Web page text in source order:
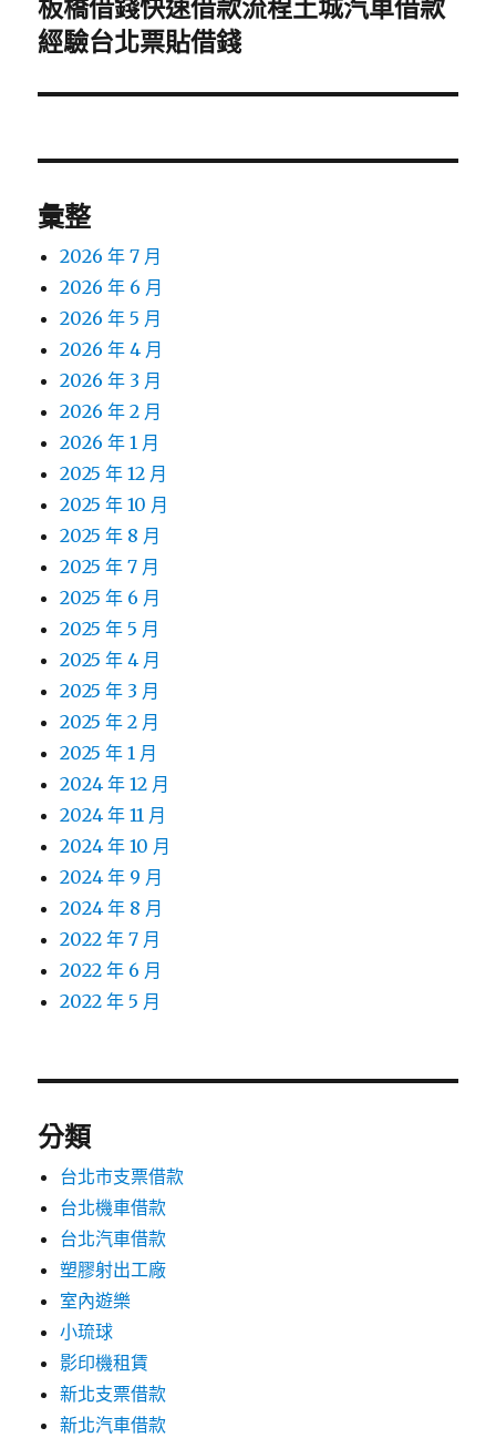
下
一
文
板橋借錢快速借款流程土城汽車借款
經驗台北票貼借錢
彙整
2026 年 7 月
2026 年 6 月
2026 年 5 月
2026 年 4 月
2026 年 3 月
2026 年 2 月
2026 年 1 月
2025 年 12 月
2025 年 10 月
2025 年 8 月
2025 年 7 月
2025 年 6 月
2025 年 5 月
2025 年 4 月
2025 年 3 月
2025 年 2 月
2025 年 1 月
2024 年 12 月
2024 年 11 月
2024 年 10 月
2024 年 9 月
2024 年 8 月
2022 年 7 月
2022 年 6 月
2022 年 5 月
分類
台北市支票借款
台北機車借款
台北汽車借款
塑膠射出工廠
室內遊樂
小琉球
影印機租賃
新北支票借款
新北汽車借款